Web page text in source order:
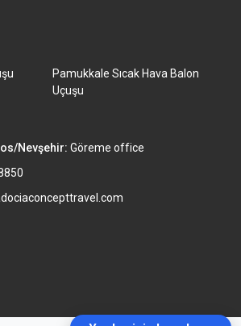
Pamukkale Sıcak Hava Balon
Uçuşu
Nevşehir: Göreme office